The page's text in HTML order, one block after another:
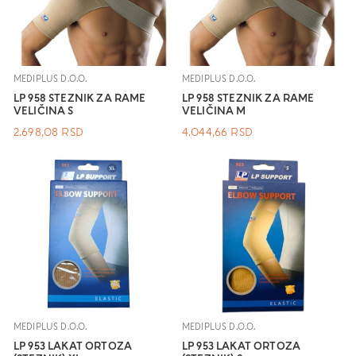
MEDIPLUS D.O.O.
LP 958 STEZNIK ZA RAME
VELIČINA S
2.698,08 RSD
MEDIPLUS D.O.O.
LP 958 STEZNIK ZA RAME
VELIČINA M
4.044,66 RSD
MEDIPLUS D.O.O.
LP 953 LAKAT ORTOZA
MEDIPLUS D.O.O.
LP 953 LAKAT ORTOZA